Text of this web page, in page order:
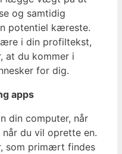
og samtidig
potentiel kæreste.
i din profiltekst,
at du kommer i
for dig.
apps
din computer, når
du vil oprette en.
som primært findes